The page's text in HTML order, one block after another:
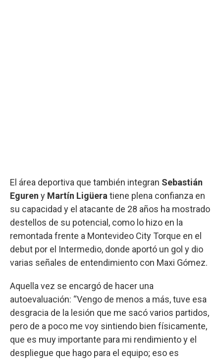
El área deportiva que también integran Sebastián
Eguren y Martín Ligüera tiene plena confianza en
su capacidad y el atacante de 28 años ha mostrado
destellos de su potencial, como lo hizo en la
remontada frente a Montevideo City Torque en el
debut por el Intermedio, donde aportó un gol y dio
varias señales de entendimiento con Maxi Gómez.
Aquella vez se encargó de hacer una
autoevaluación: “Vengo de menos a más, tuve esa
desgracia de la lesión que me sacó varios partidos,
pero de a poco me voy sintiendo bien físicamente,
que es muy importante para mi rendimiento y el
despliegue que hago para el equipo; eso es